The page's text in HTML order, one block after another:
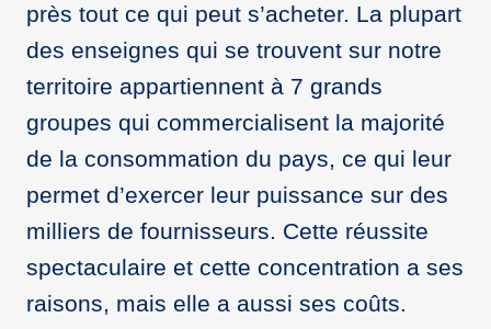
près tout ce qui peut s’acheter. La plupart
des enseignes qui se trouvent sur notre
territoire appartiennent à 7 grands
groupes qui commercialisent la majorité
de la consommation du pays, ce qui leur
permet d’exercer leur puissance sur des
milliers de fournisseurs. Cette réussite
spectaculaire et cette concentration a ses
raisons, mais elle a aussi ses coûts.